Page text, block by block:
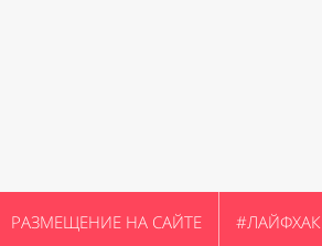
РАЗМЕЩЕНИЕ НА САЙТЕ #ЛАЙФХАК